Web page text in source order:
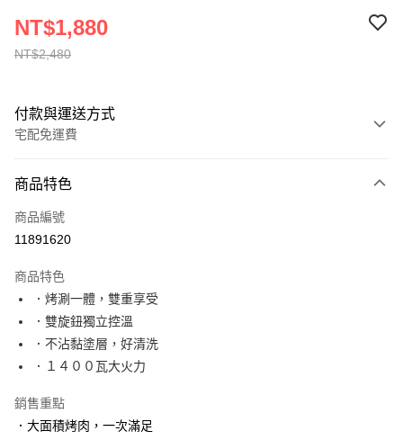
NT$2,480
NT$1,880
付款與運送方式
宅配免運費
全家線上支付
運送方式
本島宅配-活動商品
免運費
離島宅配-常溫商品
免運費
商品特色
商品編號
11891620
商品特色
．烤涮一體，雙重享受
．雙旋鈕獨立控溫
．不沾黏塗層，好清洗
．１４００瓦大火力
銷售重點
．大面積烤肉，一次滿足